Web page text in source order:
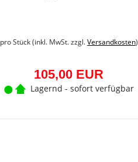
pro Stück (inkl. MwSt. zzgl.Versandkosten)
105,00 EUR
Lagernd - sofort verfügbar